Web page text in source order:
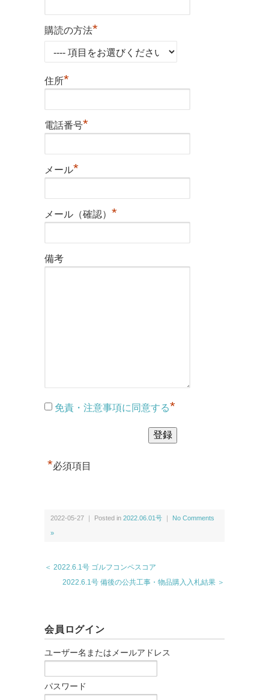
購読の方法*
住所*
電話番号*
メール*
メール（確認） *
備考
免責・注意事項に同意する*
*必須項目
2022-05-27 ｜ Posted in 2022.06.01号 No Comments
»
＜ 2022.6.1号 ゴルフコンペスコア
2022.6.1号 備後の公共工事・物品購入入札結果 ＞
会員ログイン
ユーザー名またはメールアドレス
パスワード